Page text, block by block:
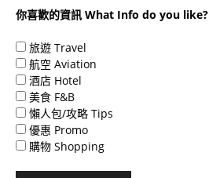
你喜歡的資訊 What Info do you like?
旅遊 Travel
航空 Aviation
酒店 Hotel
美食 F&B
懶人包/攻略 Tips
優惠 Promo
購物 Shopping